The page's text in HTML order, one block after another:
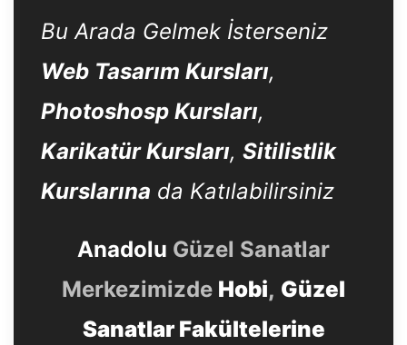
Bu Arada Gelmek İsterseniz
Web Tasarım Kursları,
Photoshosp Kursları,
Karikatür Kursları, Sitilistlik
Kurslarına da Katılabilirsiniz
Anadolu Güzel Sanatlar
Merkezimizde Hobi, Güzel
Sanatlar Fakültelerine